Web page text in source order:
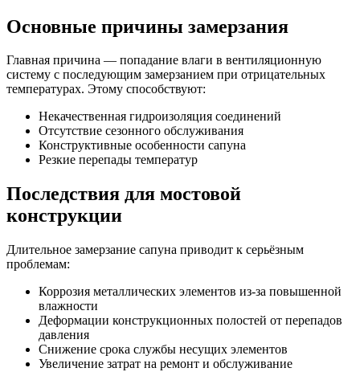
Основные причины замерзания
Главная причина — попадание влаги в вентиляционную
систему с последующим замерзанием при отрицательных
температурах. Этому способствуют:
Некачественная гидроизоляция соединений
Отсутствие сезонного обслуживания
Конструктивные особенности сапуна
Резкие перепады температур
Последствия для мостовой
конструкции
Длительное замерзание сапуна приводит к серьёзным
проблемам:
Коррозия металлических элементов из-за повышенной
влажности
Деформации конструкционных полостей от перепадов
давления
Снижение срока службы несущих элементов
Увеличение затрат на ремонт и обслуживание